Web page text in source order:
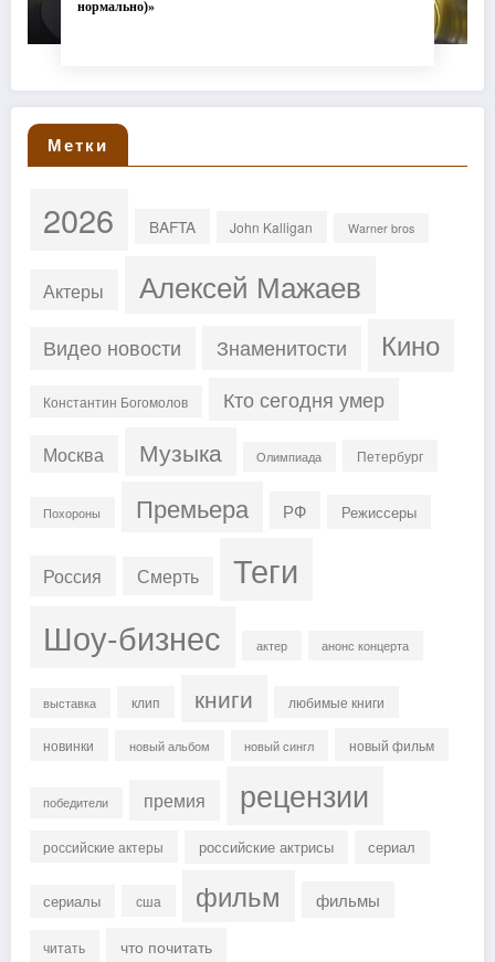
нормально)»
Метки
2026 BAFTA John Kalligan Warner bros
Актеры Алексей Мажаев
Видео новости Знаменитости Кино
Константин Богомолов Кто сегодня умер
Москва Музыка Олимпиада Петербург
Похороны Премьера РФ Режиссеры
Россия Смерть Теги
Шоу-бизнес актер анонс концерта
выставка клип книги любимые книги
новинки новый альбом новый сингл новый фильм
победители премия рецензии
российские актеры российские актрисы сериал
сериалы сша фильм фильмы
читать что почитать